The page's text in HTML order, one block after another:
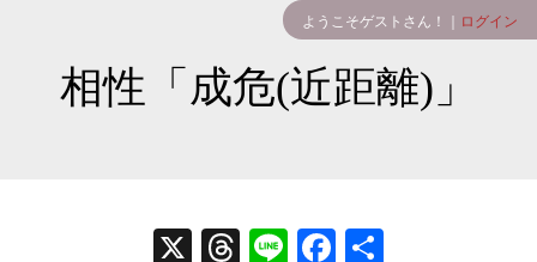
ようこそゲストさん！｜ ログイン
相性「成危(近距離)」
X
T
Li
Fa